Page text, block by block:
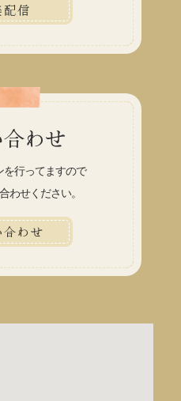
配信
わせ
を行ってますので
わせください。
合わせ